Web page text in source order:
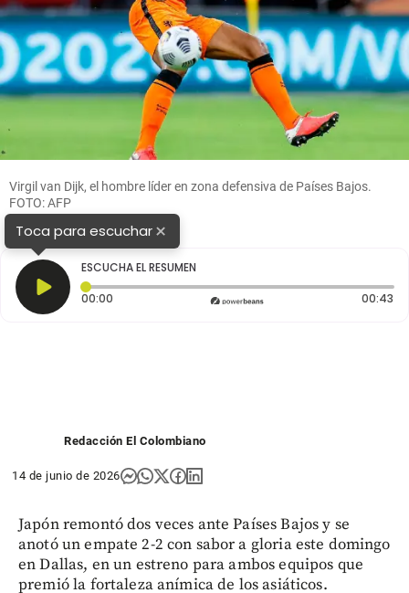
Virgil van Dijk, el hombre líder en zona defensiva de Países Bajos.
FOTO: AFP
Toca para escuchar×
ESCUCHA EL RESUMEN
00:00 Tiempo transcurrido: 0 segundos 00:43
Redacción El Colombiano
14 de junio de 2026
Japón remontó dos veces ante Países Bajos y se
anotó un empate 2-2 con sabor a gloria este domingo
en Dallas, en un estreno para ambos equipos que
premió la fortaleza anímica de los asiáticos.